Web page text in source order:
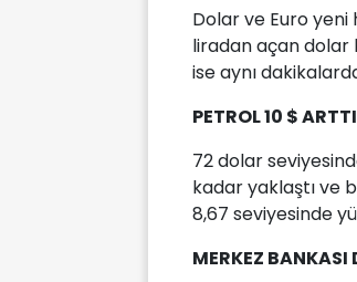
Dolar ve Euro yeni
liradan açan dolar
ise aynı
PETROL 10 $ ARTTI
72 dolar
kadar yaklaştı ve
8,67 seviyesinde
MERKEZ BANKASI